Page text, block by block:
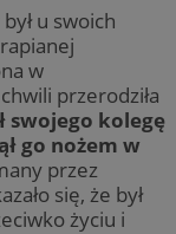
u swoich
w
przerodziła
swojego kolegę
go nożem w
przez
się, że był
życiu i